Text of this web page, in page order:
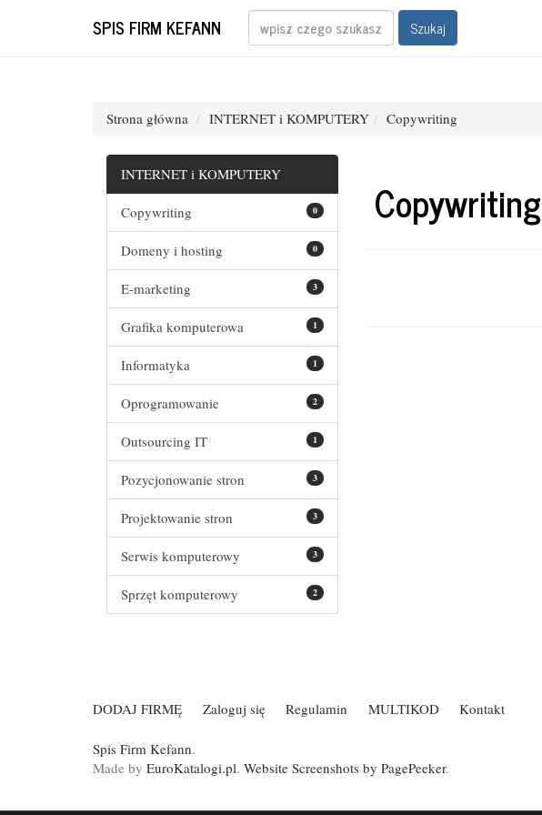
SPIS FIRM KEFANN Szukaj
Strona główna INTERNET i KOMPUTERY Copywriting
INTERNET i KOMPUTERY
0
Copywriting
0
Domeny i hosting
3
E-marketing
1
Grafika komputerowa
1
Informatyka
2
Oprogramowanie
1
Outsourcing IT
3
Pozycjonowanie stron
3
Projektowanie stron
3
Serwis komputerowy
2
Sprzęt komputerowy
Copywriting
DODAJ FIRMĘ Zaloguj się Regulamin MULTIKOD Kontakt
Spis Firm Kefann.
Made by EuroKatalogi.pl. Website Screenshots by PagePeeker.